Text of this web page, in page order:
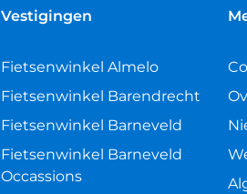
Vestigingen
Fietsenwinkel Almelo
Fietsenwinkel Barendrecht
Fietsenwinkel Barneveld
Fietsenwinkel Barneveld
Occassions